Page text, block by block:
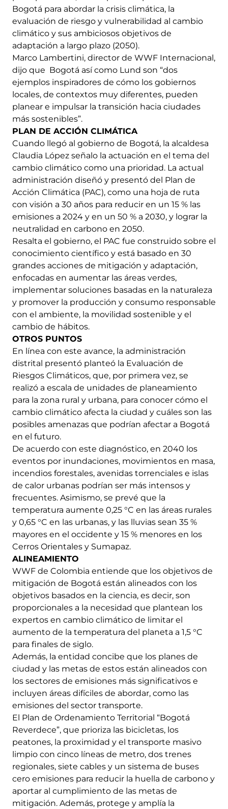
Bogotá para abordar la crisis climática, la
evaluación de riesgo y vulnerabilidad al cambio
climático y sus ambiciosos objetivos de
adaptación a largo plazo (2050).
Marco Lambertini, director de WWF Internacional,
dijo que Bogotá así como Lund son “dos
ejemplos inspiradores de cómo los gobiernos
locales, de contextos muy diferentes, pueden
planear e impulsar la transición hacia ciudades
más sostenibles”.
PLAN DE ACCIÓN CLIMÁTICA
Cuando llegó al gobierno de Bogotá, la alcaldesa
Claudia López señalo la actuación en el tema del
cambio climático como una prioridad. La actual
administración diseñó y presentó del Plan de
Acción Climática (PAC), como una hoja de ruta
con visión a 30 años para reducir en un 15 % las
emisiones a 2024 y en un 50 % a 2030, y lograr la
neutralidad en carbono en 2050.
Resalta el gobierno, el PAC fue construido sobre el
conocimiento científico y está basado en 30
grandes acciones de mitigación y adaptación,
enfocadas en aumentar las áreas verdes,
implementar soluciones basadas en la naturaleza
y promover la producción y consumo responsable
con el ambiente, la movilidad sostenible y el
cambio de hábitos.
OTROS PUNTOS
En línea con este avance, la administración
distrital presentó planteó la Evaluación de
Riesgos Climáticos, que, por primera vez, se
realizó a escala de unidades de planeamiento
para la zona rural y urbana, para conocer cómo el
cambio climático afecta la ciudad y cuáles son las
posibles amenazas que podrían afectar a Bogotá
en el futuro.
De acuerdo con este diagnóstico, en 2040 los
eventos por inundaciones, movimientos en masa,
incendios forestales, avenidas torrenciales e islas
de calor urbanas podrían ser más intensos y
frecuentes. Asimismo, se prevé que la
temperatura aumente 0,25 °C en las áreas rurales
y 0,65 °C en las urbanas, y las lluvias sean 35 %
mayores en el occidente y 15 % menores en los
Cerros Orientales y Sumapaz.
ALINEAMIENTO
WWF de Colombia entiende que los objetivos de
mitigación de Bogotá están alineados con los
objetivos basados en la ciencia, es decir, son
proporcionales a la necesidad que plantean los
expertos en cambio climático de limitar el
aumento de la temperatura del planeta a 1,5 °C
para finales de siglo.
Además, la entidad concibe que los planes de
ciudad y las metas de estos están alineados con
los sectores de emisiones más significativos e
incluyen áreas difíciles de abordar, como las
emisiones del sector transporte.
El Plan de Ordenamiento Territorial “Bogotá
Reverdece”, que prioriza las bicicletas, los
peatones, la proximidad y el transporte masivo
limpio con cinco líneas de metro, dos trenes
regionales, siete cables y un sistema de buses
cero emisiones para reducir la huella de carbono y
aportar al cumplimiento de las metas de
mitigación. Además, protege y amplía la